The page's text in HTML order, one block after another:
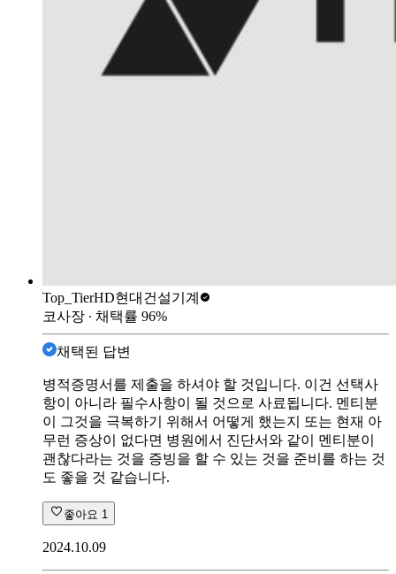
Top_TierHD현대건설기계
코사장 ∙ 채택률 96%
채택된 답변
병적증명서를 제출을 하셔야 할 것입니다. 이건 선택사
항이 아니라 필수사항이 될 것으로 사료됩니다. 멘티분
이 그것을 극복하기 위해서 어떻게 했는지 또는 현재 아
무런 증상이 없다면 병원에서 진단서와 같이 멘티분이
괜찮다라는 것을 증빙을 할 수 있는 것을 준비를 하는 것
도 좋을 것 같습니다.
좋아요 1
2024.10.09